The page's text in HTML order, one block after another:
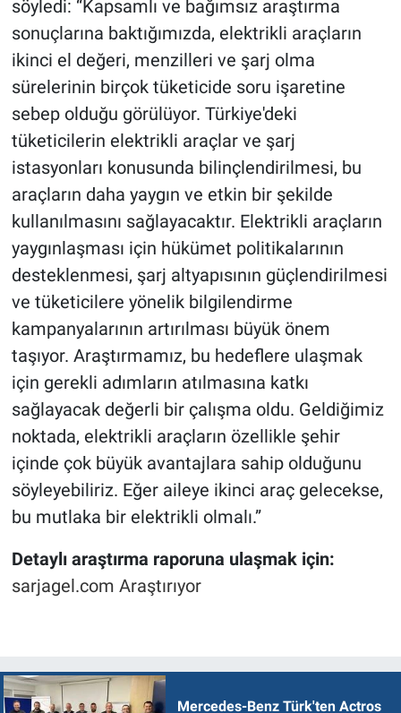
söyledi: “Kapsamlı ve bağımsız araştırma
sonuçlarına baktığımızda, elektrikli araçların
ikinci el değeri, menzilleri ve şarj olma
sürelerinin birçok tüketicide soru işaretine
sebep olduğu görülüyor. Türkiye'deki
tüketicilerin elektrikli araçlar ve şarj
istasyonları konusunda bilinçlendirilmesi, bu
araçların daha yaygın ve etkin bir şekilde
kullanılmasını sağlayacaktır. Elektrikli araçların
yaygınlaşması için hükümet politikalarının
desteklenmesi, şarj altyapısının güçlendirilmesi
ve tüketicilere yönelik bilgilendirme
kampanyalarının artırılması büyük önem
taşıyor. Araştırmamız, bu hedeflere ulaşmak
için gerekli adımların atılmasına katkı
sağlayacak değerli bir çalışma oldu. Geldiğimiz
noktada, elektrikli araçların özellikle şehir
içinde çok büyük avantajlara sahip olduğunu
söyleyebiliriz. Eğer aileye ikinci araç gelecekse,
bu mutlaka bir elektrikli olmalı.”
Detaylı araştırma raporuna ulaşmak için:
sarjagel.com Araştırıyor
Mercedes-Benz Türk'ten Actros